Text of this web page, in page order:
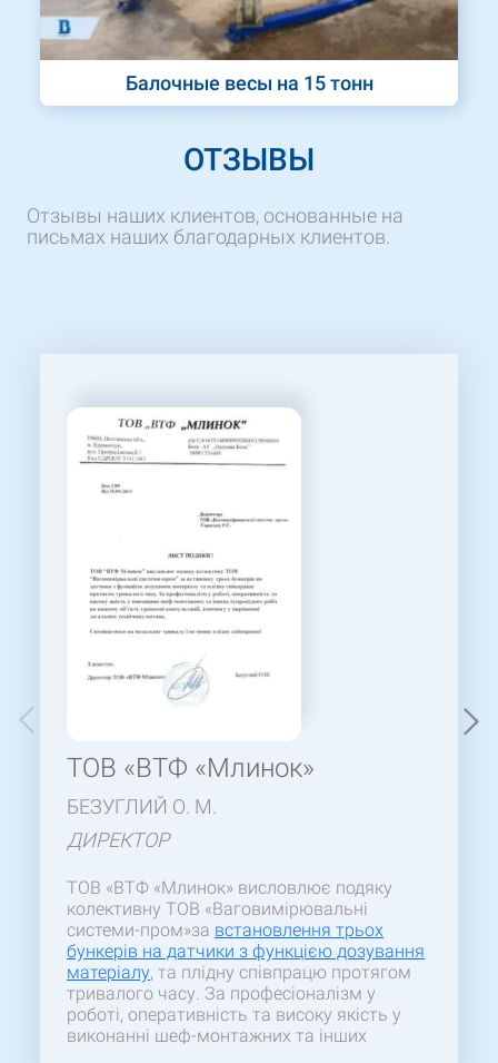
Балочные весы на 15 тонн
ОТЗЫВЫ
Отзывы наших клиентов, основанные на
письмах наших благодарных клиентов.
ТОВ «ВТФ «Млинок»
БЕЗУГЛИЙ О. М.
ДИРЕКТОР
ТОВ «ВТФ «Млинок» висловлює подяку
колективну ТОВ «Ваговимірювальні
системи-пром»за встановлення трьох
бункерів на датчики з функцією дозування
матеріалу, та плідну співпрацю протягом
тривалого часу. За професіоналізм у
роботі, оперативність та високу якість у
виконанні шеф-монтажних та інших